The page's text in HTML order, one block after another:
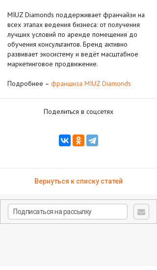
MIUZ Diamonds поддерживает франчайзи на
всех этапах ведения бизнеса: от получения
лучших условий по аренде помещения до
обучения консультантов. Бренд активно
развивает экосистему и ведёт масштабное
маркетинговое продвижение.
Подробнее – франшиза MIUZ Diamonds
Поделиться в соцсетях
Вернуться к списку статей